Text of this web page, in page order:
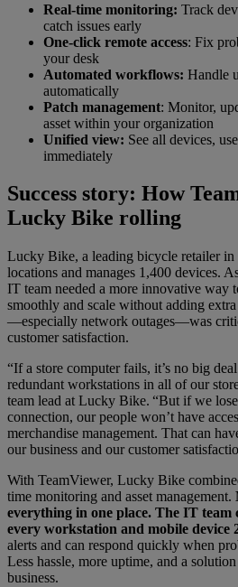
Real-time monitoring: Track
catch issues early
One-click remote access: Fix
your desk
Automated workflows: Handle
automatically
Patch management: Monitor,
asset within your organization
Unified view: See all devices,
immediately
Success story: How
Lucky Bike rolling
Lucky Bike, a leading bicycle retailer in
locations and manages 1,400 devices.
IT team needed a more innovative way
smoothly and scale without adding
—especially network outages—was
customer satisfaction.
“If a store computer fails, it’s no big
redundant workstations in all of our
team lead at Lucky Bike. “But if we
connection, our people won’t have
merchandise management. That can
our business and our customer
With TeamViewer, Lucky Bike
time monitoring and asset management.
everything in one place. The IT team
every workstation and mobile device
alerts and can respond quickly when
Less hassle, more uptime, and a
business.